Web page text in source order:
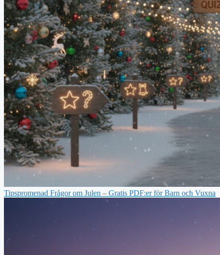
Tipspromenad Frågor om Julen – Gratis PDF:er för Barn och Vuxna